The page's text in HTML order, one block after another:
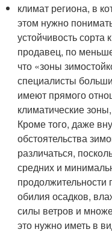
климат региона, в
этом нужно
устойчивость
продавец, по
что «зоны
специалисты
имеют прямого
климатические
Кроме того, даже
обстоятельства
различаться,
средних и
продолжительности
обилия осадков,
силы ветров и
это нужно иметь в